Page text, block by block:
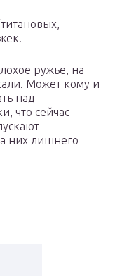
ружье, на
Может кому и
над
что сейчас
них лишнего